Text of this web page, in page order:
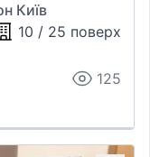
Київ
10 / 25 поверх
125